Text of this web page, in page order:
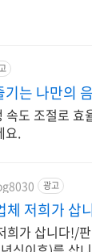
는 나만의
속도 조절로
요.
광고
저희가 삽
희가 삽니다!/